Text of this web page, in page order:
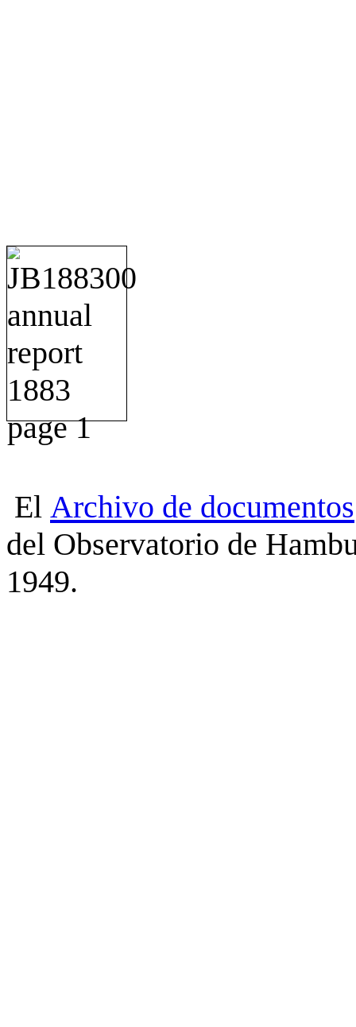
El Archivo de documentos
del Observatorio de
1949.